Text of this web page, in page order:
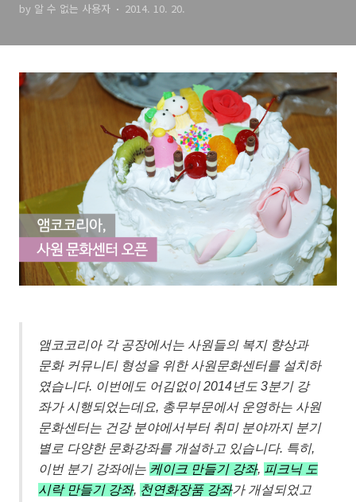
by 알 수 없는 사용자 2014. 10. 20.
앰코코리아 각 공장에서는 사원들의 복지 향상과
문화 커뮤니티 형성을 위한 사원문화센터를 설치하
였습니다. 이번에도 어김없이 2014년도 3분기 강
좌가 시행되었는데요, 총무부문에서 운영하는 사원
문화센터는 건강 분야에서부터 취미 분야까지 분기
별로 다양한 문화강좌를 개설하고 있습니다. 특히,
이번 분기 강좌에는 케이크 만들기 강좌, 피크닉 도
시락 만들기 강좌, 천연화장품 강좌가 개설되었고